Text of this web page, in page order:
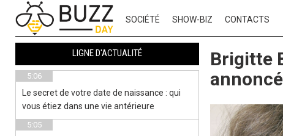
SOCIÉTÉ SHOW-BIZ CONTACTS
Brigitte
LIGNE D'ACTUALITÉ
5:06
Le secret de votre date de naissance : qui
vous étiez dans une vie antérieure
5:05